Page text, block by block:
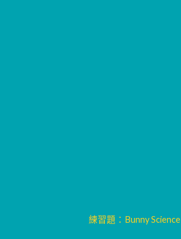
練習題：Bunny Science